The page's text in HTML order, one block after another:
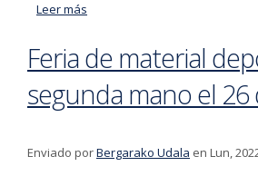
Leer más
un nuevo avence en la
Feria de material
segunda mano el 26
Enviado porBergarako Udala en Lun,